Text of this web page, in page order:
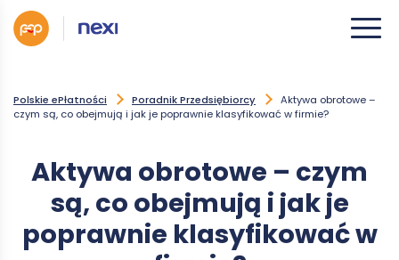
Polskie ePłatności Poradnik Przedsiębiorcy
Aktywa obrotowe –
czym są, co obejmują i jak je poprawnie klasyfikować w firmie?
Aktywa obrotowe – czym
są, co obejmują i jak je
poprawnie klasyfikować w